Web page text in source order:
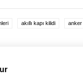
akıllı kapı kilidi anker